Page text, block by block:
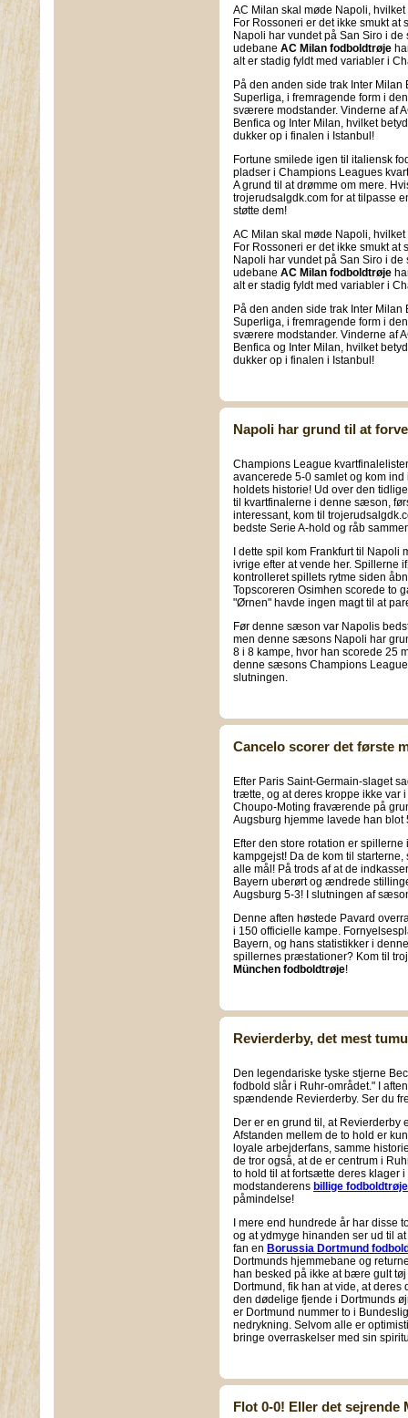
AC Milan skal møde Napoli,
For Rossoneri er det ikke smukt
Napoli har vundet på San Siro i
udebane AC Milan fodboldtrøje
alt er stadig fyldt med variabler i
På den anden side trak Inter
Superliga, i fremragende form i
sværere modstander. Vinderne af
Benfica og Inter Milan, hvilket
dukker op i finalen i Istanbul!
Fortune smilede igen til italiensk
pladser i Champions Leagues
A grund til at drømme om mere.
trojerudsalgdk.com for at tilpasse
støtte dem!
AC Milan skal møde Napoli,
For Rossoneri er det ikke smukt
Napoli har vundet på San Siro i
udebane AC Milan fodboldtrøje
alt er stadig fyldt med variabler i
På den anden side trak Inter
Superliga, i fremragende form i
sværere modstander. Vinderne af
Benfica og Inter Milan, hvilket
dukker op i finalen i Istanbul!
Napoli har grund til at
Champions League
avancerede 5-0 samlet og kom
holdets historie! Ud over den
til kvartfinalerne i denne sæson,
interessant, kom til
bedste Serie A-hold og råb
I dette spil kom Frankfurt til
ivrige efter at vende her. Spillerne
kontrolleret spillets rytme siden
Topscoreren Osimhen scorede to
"Ørnen" havde ingen magt til at
Før denne sæson var Napolis
men denne sæsons Napoli har
8 i 8 kampe, hvor han scorede 25
denne sæsons Champions
slutningen.
Cancelo scorer det første
Efter Paris Saint-Germain-slaget
trætte, og at deres kroppe ikke var
Choupo-Moting fraværende på
Augsburg hjemme lavede han blot
Efter den store rotation er
kampgejst! Da de kom til
alle mål! På trods af at de
Bayern uberørt og ændrede
Augsburg 5-3! I slutningen af
Denne aften høstede Pavard
i 150 officielle kampe.
Bayern, og hans statistikker i
spillernes præstationer? Kom til
München fodboldtrøje!
Revierderby, det mest
Den legendariske tyske stjerne
fodbold slår i Ruhr-området." I
spændende Revierderby. Ser du
Der er en grund til, at Revierderby
Afstanden mellem de to hold er
loyale arbejderfans, samme
de tror også, at de er centrum i
to hold til at fortsætte deres klager
modstanderens billige
påmindelse!
I mere end hundrede år har disse
og at ydmyge hinanden ser ud til
fan en Borussia Dortmund
Dortmunds hjemmebane og
han besked på ikke at bære gult
Dortmund, fik han at vide, at
den dødelige fjende i Dortmunds
er Dortmund nummer to i
nedrykning. Selvom alle er
bringe overraskelser med sin
Flot 0-0! Eller det sejrende